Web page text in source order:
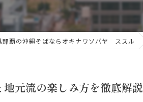
那覇の沖縄そばならオキナワソバヤ ススル
元流の楽しみ方を徹底解説